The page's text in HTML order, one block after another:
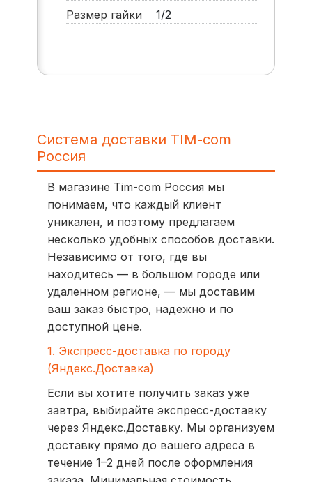
Размер гайки
1/2
Система доставки TIM-com
Россия
В магазине Tim-com Россия мы
понимаем, что каждый клиент
уникален, и поэтому предлагаем
несколько удобных способов доставки.
Независимо от того, где вы
находитесь — в большом городе или
удаленном регионе, — мы доставим
ваш заказ быстро, надежно и по
доступной цене.
1. Экспресс-доставка по городу
(Яндекс.Доставка)
Если вы хотите получить заказ уже
завтра, выбирайте экспресс-доставку
через Яндекс.Доставку. Мы организуем
доставку прямо до вашего адреса в
течение 1–2 дней после оформления